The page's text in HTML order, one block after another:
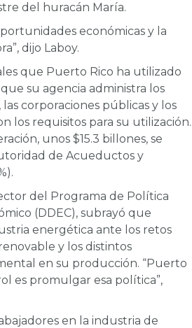
del huracán María.
económicas y la
dijo Laboy.
que Puerto Rico ha utilizado
su agencia administra los
corporaciones públicas y los
los requisitos para su utilización.
unos $15.3 billones, se
de Acueductos y
del Programa de Política
(DDEC), subrayó que
energética ante los retos
y los distintos
en su producción. “Puerto
es promulgar esa política”,
en la industria de